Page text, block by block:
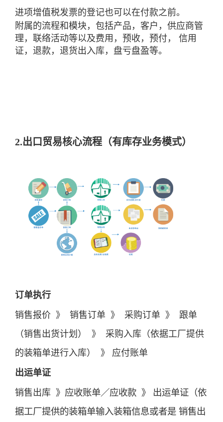
进项增值税发票的登记也可以在付款之前。
附属的流程和模块，包括产品，客户，供应商管
理，联络活动等以及费用，预收，预付， 信用
证，退款，退货出入库，盘亏盘盈等。
2.出口贸易核心流程（有库存业务模式）
订单执行
销售报价 》 销售订单 》 采购订单 》 跟单
（销售出货计划） 》 采购入库（依据工厂提供
的装箱单进行入库） 》 应付账单
出运单证
销售出库 》应收账单／应收款 》 出运单证（依
据工厂提供的装箱单输入装箱信息或者是 销售出